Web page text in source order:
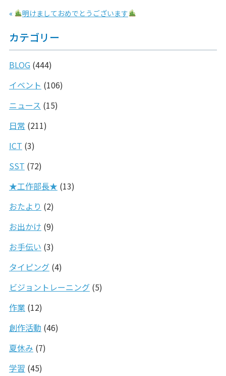
« 明けましておめでとうございます
カテゴリー
BLOG(444)
イベント (106)
ニュース (15)
日常 (211)
ICT (3)
SST (72)
★工作部長★ (13)
おたより (2)
お出かけ (9)
お手伝い (3)
タイピング(4)
ビジョントレーニング(5)
作業(12)
創作活動 (46)
夏休み (7)
学習 (45)